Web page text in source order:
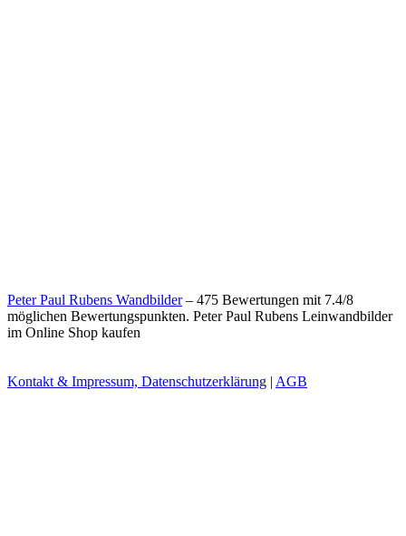
Peter Paul Rubens Wandbilder– 475 Bewertungen mit 7.4/8
möglichen Bewertungspunkten. Peter Paul Rubens Leinwandbilder
im Online Shop kaufen
Kontakt & Impressum, Datenschutzerklärung | AGB